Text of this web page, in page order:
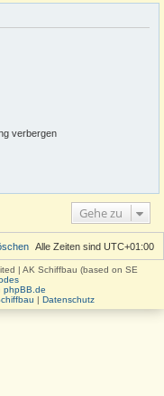
verbergen
Gehe zu
Alle Zeiten sind UTC+01:00
| AK Schiffbau (based on SE
phpBB.de
| Datenschutz